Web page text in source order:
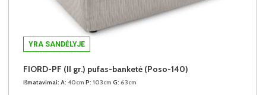
YRA SANDĖLYJE
FIORD-PF (II gr.) pufas-banketė (Poso-140)
Išmatavimai: A: 40cm P: 103cm G: 63cm